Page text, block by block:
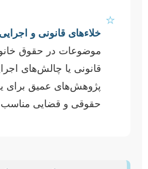
⭐
خلاءهای قانونی و
موضوعات در حقوق
قانونی یا چالش‌های
پژوهش‌های عمیق برای
حقوقی و قضایی مناسب